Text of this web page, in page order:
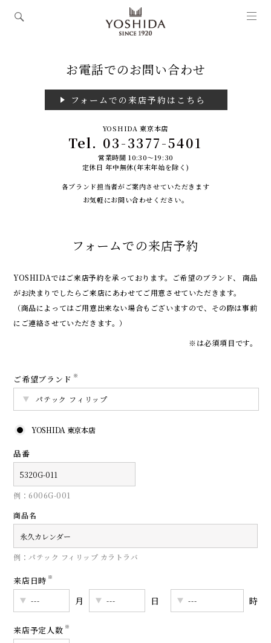
お電話でのお問い合わせ
フォームでの来店予約はこちら
YOSHIDA 東京本店
Tel. 03-3377-5401
営業時間 10:30～19:30
定休日 年中無休(年末年始を除く)
各ブランド担当者がご案内させていただきます
お気軽にお問い合わせください。
フォームでの来店予約
YOSHIDAではご来店予約を承っております。
ご希望のブランド、 商品
がお決まりでしたらご来店にあわせてご用意させていただきます。
（商品によってはご用意出来ない場合もございますので、その際は事前
にご連絡させていただきます。）
※は必須項目です。
ご希望ブランド ※
YOSHIDA 東京本店
品番
例：6006G-001
商品名
例：パテック フィリップ カラトラバ
来店日時 ※
月 日 時
来店予定人数 ※